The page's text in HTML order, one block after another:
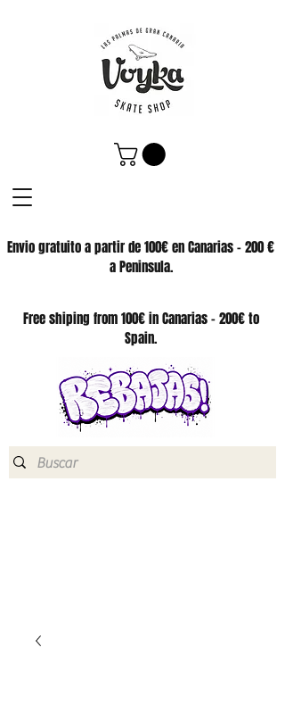
Envio gratuito a partir de 100€ en Canarias - 200 €
a Peninsula.
SKATE SHOP
Free shiping from 100€ in Canarias - 200€ to
Spain.